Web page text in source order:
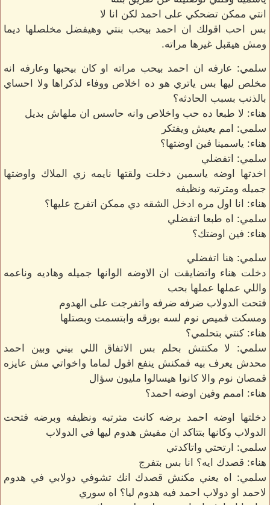
انتي ممكن تضحكي على احمد لكن انا لا
بس احب اقولك ان احمد بيحب بنتي وهيفضل مخلصلها ديما
ومش هيقبل غيرها مراته.
سلمي: عارفه ان احمد بيحب مراته او كان بيحبها وعارفه انه
مخلص ليها بس ياتري هو ده اخلاص ووفاء لذكراها ولا احساي
بالذنب بسبب الحادثه؟
هناء: لا طبعا ده حب واخلاص وانه حاسس ان ملهاش بديل
سلمي: امم يعيش ويفتكر
هناء: ياسمينا فين اوضتها؟
سلمي: اتفضلي
اخدتها اوضه ياسمين دخلت ولقتها نايمه زي الملاك واوضتها
جميله ومترتبه ونظيفه
هناء: انا اول مره ادخل الشقه دي ممكن اتفرج عليها؟
سلمي: اه طبعا اتفضلي
هناء: فين اوضتك؟
سلمي: هنا اتفضلي
دخلت هناء واتضايقت ان الاوضه الوانها جميله وهاديه وناعمه
واللي عملها عملها بحب
فتحت الدولاب ضرفه ضرفه واتفرجت على الهدوم
ومسكت قميص نوم لسه بورقه وابتسمت وبصتلها
هناء: كنتي بتحلمي؟
سلمي: لا مكنتش بحلم بس الاتفاق اللي بيني وبين احمد
محدش يعرف بيه فمكنش ينفع اقول لماما واخواتي مش عايزه
قمصان نوم والا كانوا هيسالوا مليون سؤال
هناء: اممم وفين اوضه احمد؟
دخلتها اوضه احمد برضه كانت مترتبه ونظيفه وبرضه فتحت
الدولاب وكانها بتتاكد ان مفيش هدوم ليها في الدولاب
سلمي: ارتحتي واتاكدتي
هناء: قصدك ايه؟ انا بس بتفرج
سلمي: اه يعني مكنش قصدك انك تشوفي دولابي في هدوم
لاحمد او دولاب احمد فيه هدوم ليا؟ اه سوري